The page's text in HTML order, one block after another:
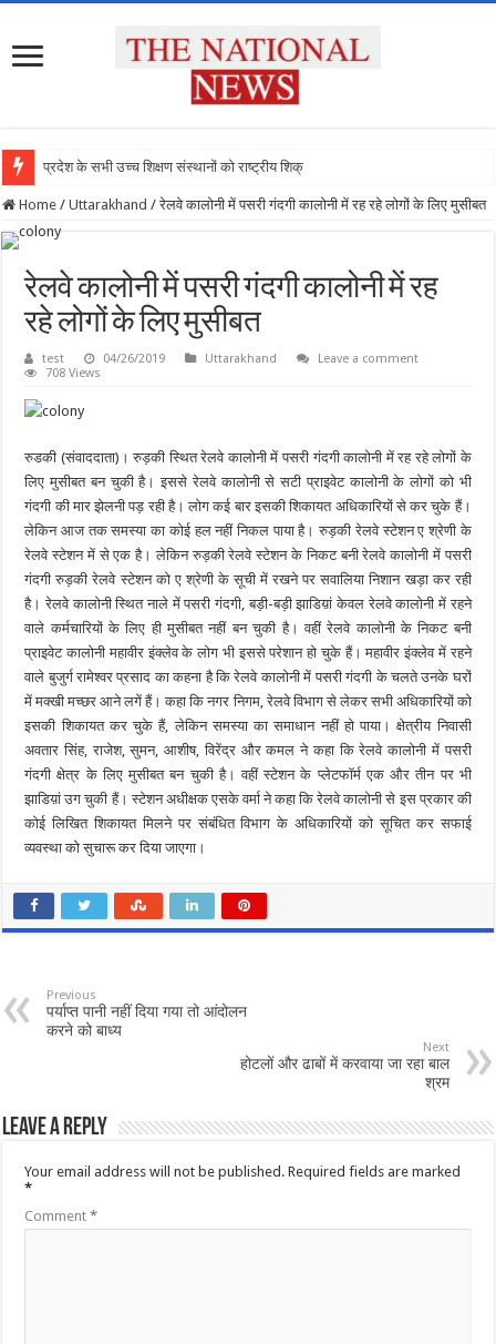
प्रदेश के सभी उच्च शिक्षण संस्थानों को राष्ट्रीय शिक्षा नी
Home / Uttarakhand / रेलवे कालोनी में पसरी गंदगी कालोनी में रह रहे लोगों के लिए मुसीबत
रेलवे कालोनी में पसरी गंदगी कालोनी में रह
रहे लोगों के लिए मुसीबत
test 04/26/2019 Uttarakhand
Leave a comment
708 Views
रुडकी (संवाददाता)। रुड़की स्थित रेलवे कालोनी में पसरी गंदगी कालोनी में रह रहे लोगों के
लिए मुसीबत बन चुकी है। इससे रेलवे कालोनी से सटी प्राइवेट कालोनी के लोगों को भी
गंदगी की मार झेलनी पड़ रही है। लोग कई बार इसकी शिकायत अधिकारियों से कर चुके हैं।
लेकिन आज तक समस्या का कोई हल नहीं निकल पाया है। रुड़की रेलवे स्टेशन ए श्रेणी के
रेलवे स्टेशन में से एक है। लेकिन रुड़की रेलवे स्टेशन के निकट बनी रेलवे कालोनी में पसरी
गंदगी रुड़की रेलवे स्टेशन को ए श्रेणी के सूची में रखने पर सवालिया निशान खड़ा कर रही
है। रेलवे कालोनी स्थित नाले में पसरी गंदगी, बड़ी-बड़ी झाडिय़ां केवल रेलवे कालोनी में रहने
वाले कर्मचारियों के लिए ही मुसीबत नहीं बन चुकी है। वहीं रेलवे कालोनी के निकट बनी
प्राइवेट कालोनी महावीर इंक्लेव के लोग भी इससे परेशान हो चुके हैं। महावीर इंक्लेव में रहने
वाले बुजुर्ग रामेश्वर प्रसाद का कहना है कि रेलवे कालोनी में पसरी गंदगी के चलते उनके घरों
में मक्खी मच्छर आने लगें हैं। कहा कि नगर निगम, रेलवे विभाग से लेकर सभी अधिकारियों को
इसकी शिकायत कर चुके हैं, लेकिन समस्या का समाधान नहीं हो पाया। क्षेत्रीय निवासी
अवतार सिंह, राजेश, सुमन, आशीष, विरेंद्र और कमल ने कहा कि रेलवे कालोनी में पसरी
गंदगी क्षेत्र के लिए मुसीबत बन चुकी है। वहीं स्टेशन के प्लेटफॉर्म एक और तीन पर भी
झाडिय़ां उग चुकी हैं। स्टेशन अधीक्षक एसके वर्मा ने कहा कि रेलवे कालोनी से इस प्रकार की
कोई लिखित शिकायत मिलने पर संबंधित विभाग के अधिकारियों को सूचित कर सफाई
व्यवस्था को सुचारू कर दिया जाएगा।
Previous
पर्याप्त पानी नहीं दिया गया तो आंदोलन
करने को बाध्य
Next
होटलों और ढाबों में करवाया जा रहा बाल
श्रम
Leave a Reply
Your email address will not be published. Required fields are marked
*
Comment*